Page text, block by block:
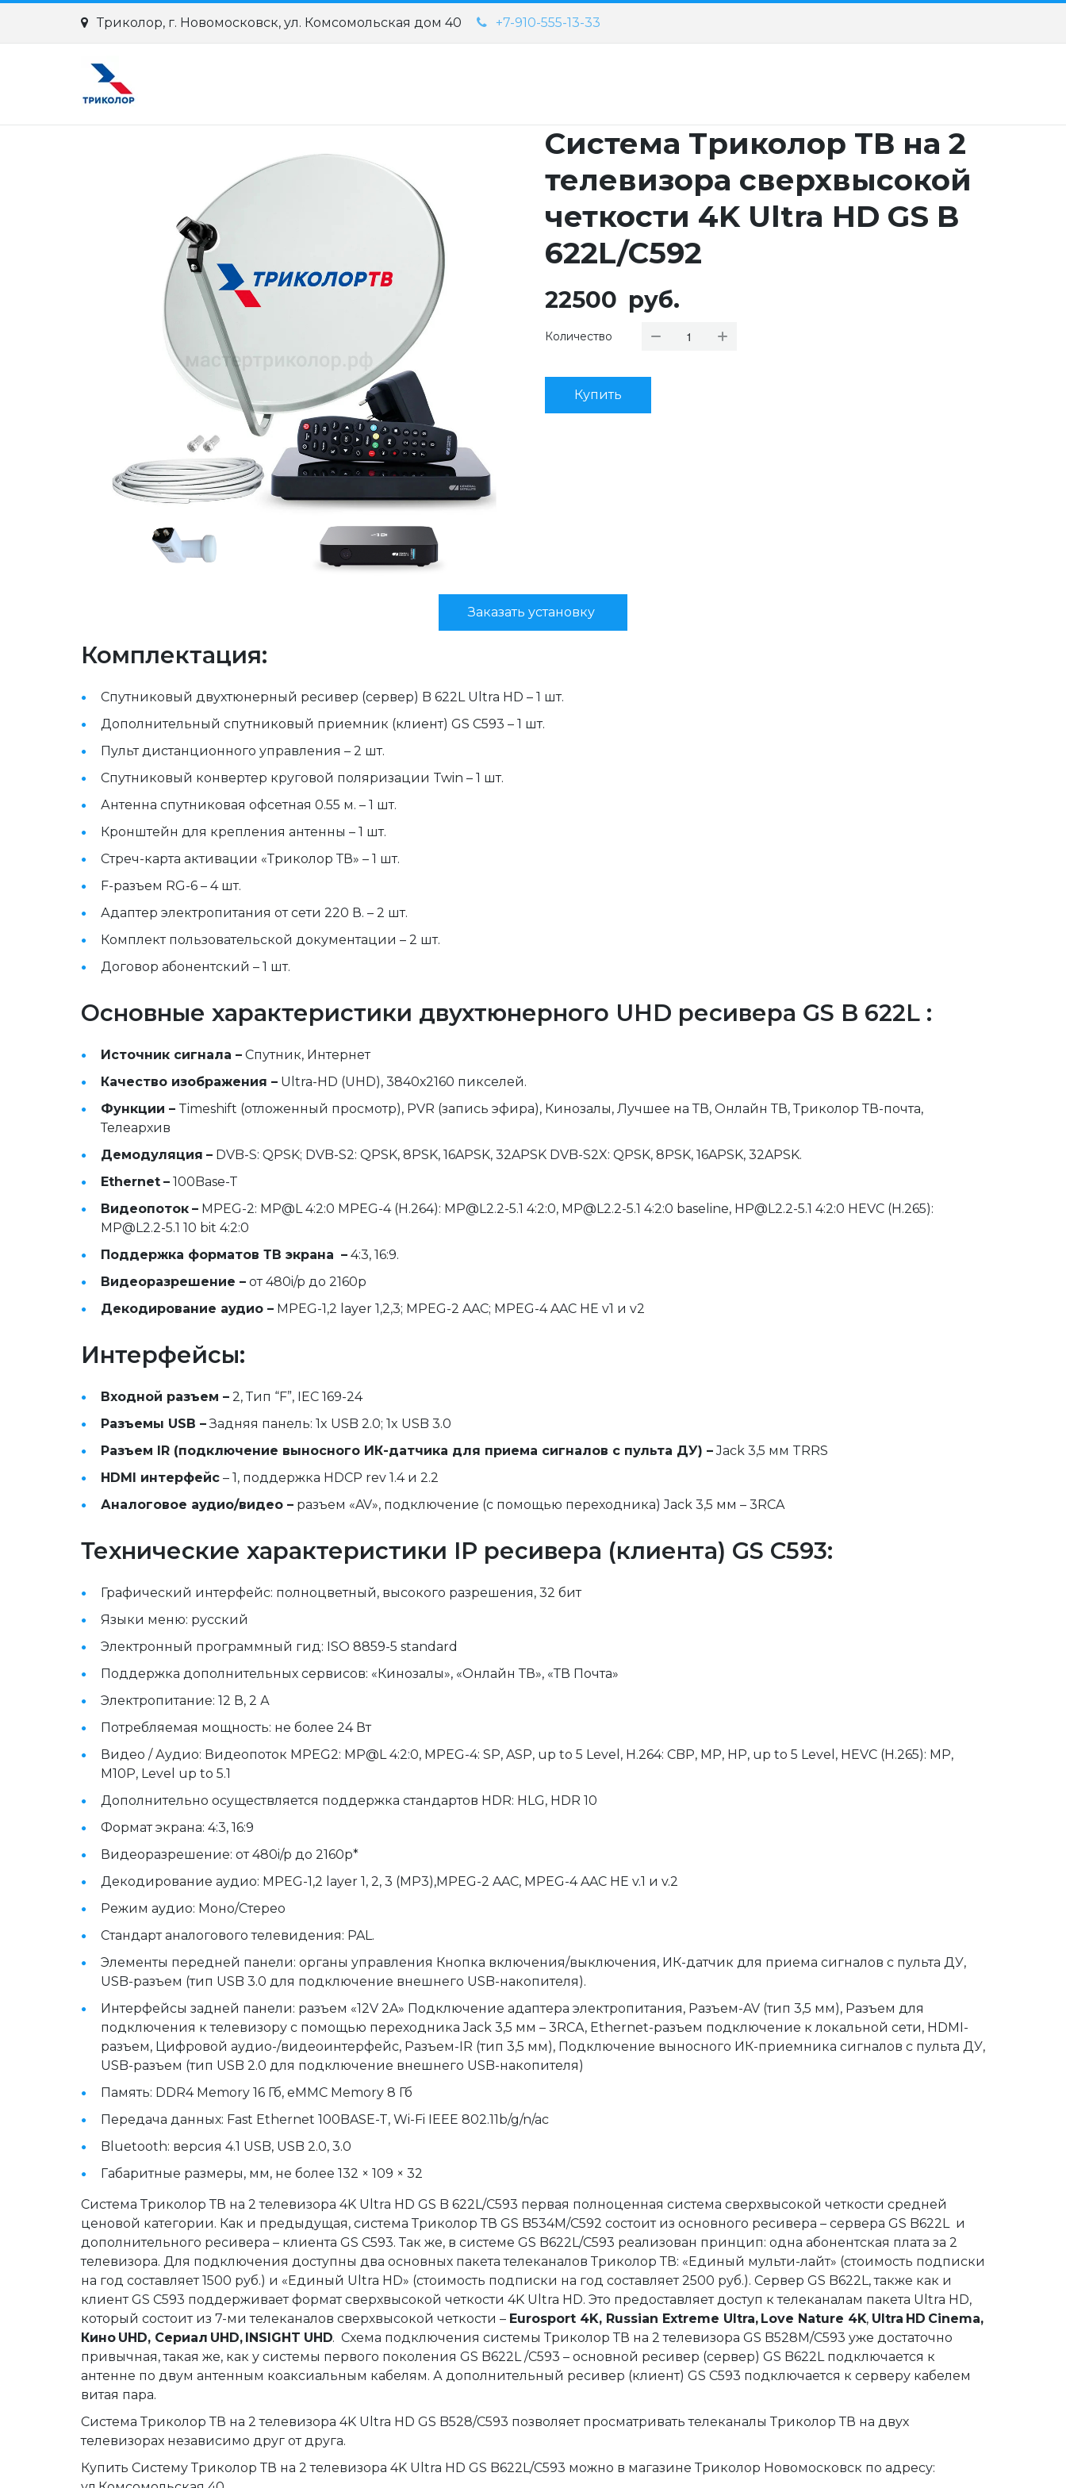
Триколор, г. Новомосковск, ул. Комсомольская дом 40 +7-910-555-13-33
Система Триколор ТВ на 2
телевизора сверхвысокой
четкости 4K Ultra HD GS B
622L/C592
22500 руб.
Количество
Купить
Заказать установку
Комплектация:
Спутниковый двухтюнерный ресивер (сервер) B 622L Ultra HD – 1 шт.
Дополнительный спутниковый приемник (клиент) GS C593 – 1 шт.
Пульт дистанционного управления – 2 шт.
Спутниковый конвертер круговой поляризации Twin – 1 шт.
Антенна спутниковая офсетная 0.55 м. – 1 шт.
Кронштейн для крепления антенны – 1 шт.
Стреч-карта активации «Триколор ТВ» – 1 шт.
F-разъем RG-6 – 4 шт.
Адаптер электропитания от сети 220 В. – 2 шт.
Комплект пользовательской документации – 2 шт.
Договор абонентский – 1 шт.
Основные характеристики двухтюнерного UHD ресивера GS B 622L :
Источник сигнала – Спутник, Интернет
Качество изображения – Ultra-HD (UHD), 3840х2160 пикселей.
Функции – Timeshift (отложенный просмотр), PVR (запись эфира), Кинозалы, Лучшее на ТВ, Онлайн ТВ, Триколор ТВ-почта,
Телеархив
Демодуляция – DVB-S: QPSK; DVB-S2: QPSK, 8PSK, 16APSK, 32APSK DVB-S2X: QPSK, 8PSK, 16APSK, 32APSK.
Ethernet – 100Base-T
Видеопоток – MPEG-2: MP@L 4:2:0 MPEG-4 (H.264): MP@L2.2-5.1 4:2:0, MP@L2.2-5.1 4:2:0 baseline, HP@L2.2-5.1 4:2:0 HEVC (H.265):
MP@L2.2-5.1 10 bit 4:2:0
Поддержка форматов ТВ экрана – 4:3, 16:9.
Видеоразрешение – от 480i/p до 2160p
Декодирование аудио – MPEG-1,2 layer 1,2,3; MPEG-2 AAC; MPEG-4 AAC HE v1 и v2
Интерфейсы:
Входной разъем – 2, Тип “F”, IEC 169-24
Разъемы USB – Задняя панель: 1x USB 2.0; 1x USB 3.0
Разъем IR (подключение выносного ИК-датчика для приема сигналов с пульта ДУ) – Jack 3,5 мм TRRS
HDMI интерфейс – 1, поддержка HDCP rev 1.4 и 2.2
Аналоговое аудио/видео – разъем «AV», подключение (с помощью переходника) Jack 3,5 мм – 3RCA
Технические характеристики IP ресивера (клиента) GS C593:
Графический интерфейс: полноцветный, высокого разрешения, 32 бит
Языки меню: русский
Электронный программный гид: ISO 8859-5 standard
Поддержка дополнительных сервисов: «Кинозалы», «Онлайн ТВ», «ТВ Почта»
Электропитание: 12 В, 2 А
Потребляемая мощность: не более 24 Вт
Видео / Аудио: Видеопоток MPEG2: MP@L 4:2:0, MPEG-4: SP, ASP, up to 5 Level, H.264: CBP, MP, HP, up to 5 Level, HEVC (H.265): MP,
M10P, Level up to 5.1
Дополнительно осуществляется поддержка стандартов HDR: HLG, HDR 10
Формат экрана: 4:3, 16:9
Видеоразрешение: от 480i/p до 2160p*
Декодирование аудио: MPEG-1,2 layer 1, 2, 3 (MP3),MPEG-2 AAC, MPEG-4 AAC HE v.1 и v.2
Режим аудио: Моно/Стерео
Стандарт аналогового телевидения: PAL.
Элементы передней панели: органы управления Кнопка включения/выключения, ИК-датчик для приема сигналов с пульта ДУ,
USB-разъем (тип USB 3.0 для подключение внешнего USB-накопителя).
Интерфейсы задней панели: разъем «12V 2A» Подключение адаптера электропитания, Разъем-AV (тип 3,5 мм), Разъем для
подключения к телевизору с помощью переходника Jack 3,5 мм – 3RCA, Ethernet-разъем подключение к локальной сети, HDMI-
разъем, Цифровой аудио-/видеоинтерфейс, Разъем-IR (тип 3,5 мм), Подключение выносного ИК-приемника сигналов с пульта ДУ,
USB-разъем (тип USB 2.0 для подключение внешнего USB-накопителя)
Память: DDR4 Memory 16 Гб, eMMC Memory 8 Гб
Передача данных: Fast Ethernet 100BASE-T, Wi-Fi IEEE 802.11b/g/n/ac
Bluetooth: версия 4.1 USB, USB 2.0, 3.0
Габаритные размеры, мм, не более 132 × 109 × 32
Система Триколор ТВ на 2 телевизора 4K Ultra HD GS B 622L/C593 первая полноценная система сверхвысокой четкости средней
ценовой категории. Как и предыдущая, система Триколор ТВ GS B534М/C592 состоит из основного ресивера – сервера GS B622L  и
дополнительного ресивера – клиента GS C593. Так же, в системе GS B622L/C593 реализован принцип: одна абонентская плата за 2
телевизора. Для подключения доступны два основных пакета телеканалов Триколор ТВ: «Единый мульти-лайт» (стоимость подписки
на год составляет 1500 руб.) и «Единый Ultra HD» (стоимость подписки на год составляет 2500 руб.). Сервер GS B622L, также как и
клиент GS C593 поддерживает формат сверхвысокой четкости 4K Ultra HD. Это предоставляет доступ к телеканалам пакета Ultra HD,
который состоит из 7-ми телеканалов сверхвысокой четкости – Eurosport 4K, Russian Extreme Ultra, Love Nature 4K, Ultra HD Cinema,
Кино UHD, Сериал UHD, INSIGHT UHD.  Схема подключения системы Триколор ТВ на 2 телевизора GS B528М/C593 уже достаточно
привычная, такая же, как у системы первого поколения GS B622L /C593 – основной ресивер (сервер) GS B622L подключается к
антенне по двум антенным коаксиальным кабелям. А дополнительный ресивер (клиент) GS C593 подключается к серверу кабелем
витая пара.
Система Триколор ТВ на 2 телевизора 4K Ultra HD GS B528/C593 позволяет просматривать телеканалы Триколор ТВ на двух
телевизорах независимо друг от друга.
Купить Систему Триколор ТВ на 2 телевизора 4K Ultra HD GS B622L/C593 можно в магазине Триколор Новомосковск по адресу: